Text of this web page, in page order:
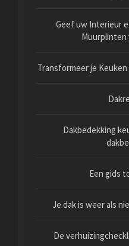
Geef uw Interieur
Muurplinten
Transformeer je
Dakbedekking
Een gids
Je dak is weer als
De